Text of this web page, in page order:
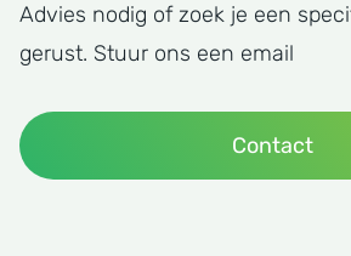
Advies nodig of zoek je een
gerust. Stuur ons een email
Contact